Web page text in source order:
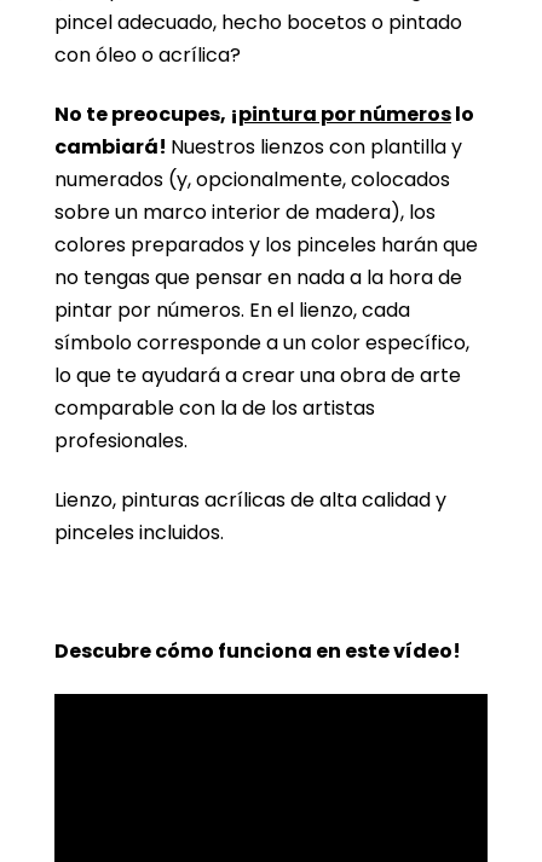
pincel adecuado, hecho bocetos o pintado
con óleo o acrílica?
No te preocupes, ¡pintura por númeroslo
cambiará! Nuestros lienzos con plantilla y
numerados (y, opcionalmente, colocados
sobre un marco interior de madera), los
colores preparados y los pinceles harán que
no tengas que pensar en nada a la hora de
pintar por números. En el lienzo, cada
símbolo corresponde a un color específico,
lo que te ayudará a crear una obra de arte
comparable con la de los artistas
profesionales.
Lienzo, pinturas acrílicas de alta calidad y
pinceles incluidos.
Descubre cómo funciona en este vídeo!